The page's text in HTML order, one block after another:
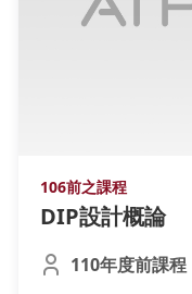
106前之課程
DIP設計概論
110年度前課程